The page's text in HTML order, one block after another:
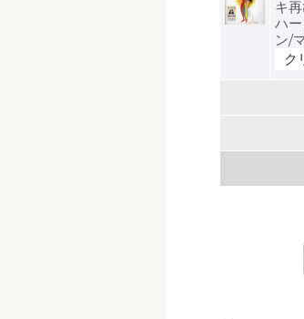
キ
ハ
ン/
ク